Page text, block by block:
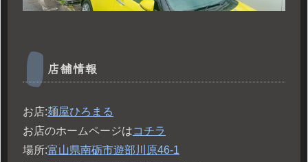
店舗情報
お店:麺屋ひろまる
お店のホームページはコチラ
場所:富山県南砺市遊部川原46-1